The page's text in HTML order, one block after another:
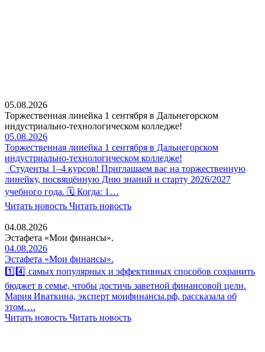
05.08.2026
Торжественная линейка 1 сентября в Дальнегорском
индустриально-технологическом колледже!
05.08.2026
Торжественная линейка 1 сентября в Дальнегорском
индустриально-технологическом колледже!
Студенты 1–4 курсов! Приглашаем вас на торжественную
линейку, посвящённую Дню знаний и старту 2026/2027
учебного года. 🗓 Когда: 1…
Читать новость Читать новость
04.08.2026
Эстафета «Мои финансы».
04.08.2026
Эстафета «Мои финансы».
1️⃣4️⃣ самых популярных и эффективных способов сохранить
бюджет в семье, чтобы достичь заветной финансовой цели.
Мария Иваткина, эксперт моифинансы.рф, рассказала об
этом….
Читать новость Читать новость